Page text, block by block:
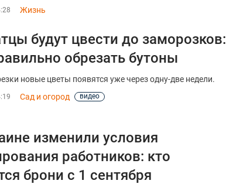
Жизнь
будут цвести до заморозков:
обрезать бутоны
новые цветы появятся уже через одну-две недели.
Сад и огород видео
изменили условия
работников: кто
брони с 1 сентября